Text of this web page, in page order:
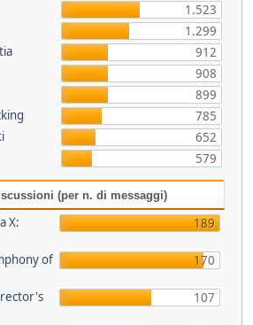
1.523
1.299
912
908
899
785
652
579
(per n. di messaggi)
X:
189
of
170
107